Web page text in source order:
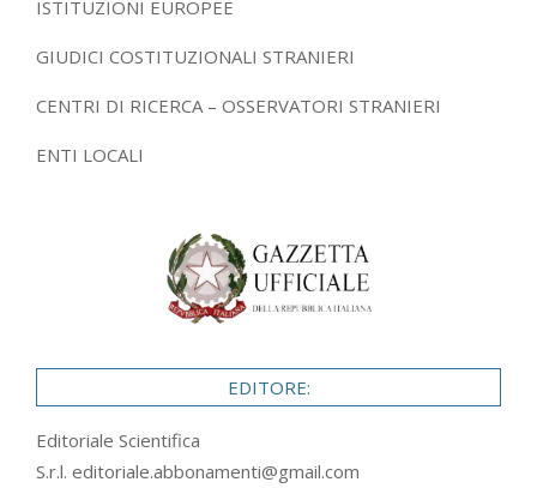
ISTITUZIONI EUROPEE
GIUDICI COSTITUZIONALI STRANIERI
CENTRI DI RICERCA – OSSERVATORI STRANIERI
ENTI LOCALI
EDITORE:
Editoriale Scientifica
S.r.l. editoriale.abbonamenti@gmail.com